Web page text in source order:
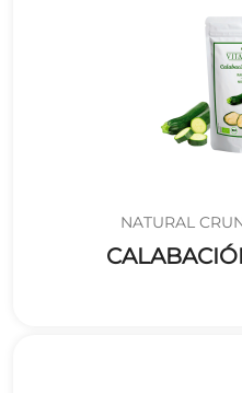
NATURAL